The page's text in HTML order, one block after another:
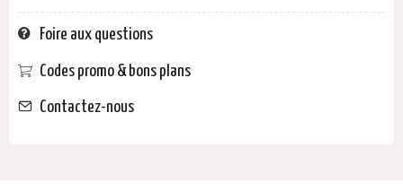
Foire aux questions
Codes promo & bons plans
Contactez-nous